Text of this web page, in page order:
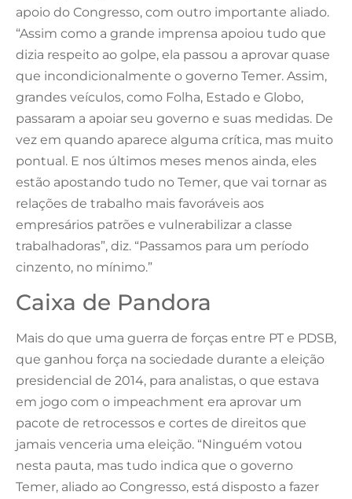
apoio do Congresso, com outro importante aliado.
“Assim como a grande imprensa apoiou tudo que
dizia respeito ao golpe, ela passou a aprovar quase
que incondicionalmente o governo Temer. Assim,
grandes veículos, como Folha, Estado e Globo,
passaram a apoiar seu governo e suas medidas. De
vez em quando aparece alguma crítica, mas muito
pontual. E nos últimos meses menos ainda, eles
estão apostando tudo no Temer, que vai tornar as
relações de trabalho mais favoráveis aos
empresários patrões e vulnerabilizar a classe
trabalhadoras”, diz. “Passamos para um período
cinzento, no mínimo.”
Caixa de Pandora
Mais do que uma guerra de forças entre PT e PDSB,
que ganhou força na sociedade durante a eleição
presidencial de 2014, para analistas, o que estava
em jogo com o impeachment era aprovar um
pacote de retrocessos e cortes de direitos que
jamais venceria uma eleição. “Ninguém votou
nesta pauta, mas tudo indica que o governo
Temer, aliado ao Congresso, está disposto a fazer